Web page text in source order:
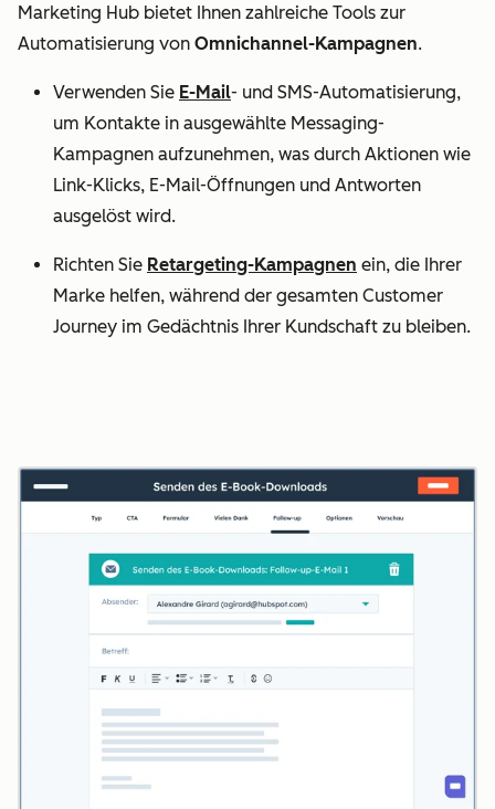
Marketing Hub bietet Ihnen zahlreiche Tools zur
Automatisierung von Omnichannel-Kampagnen.
Verwenden Sie E-Mail- und SMS-Automatisierung,
um Kontakte in ausgewählte Messaging-
Kampagnen aufzunehmen, was durch Aktionen wie
Link-Klicks, E-Mail-Öffnungen und Antworten
ausgelöst wird.
Richten Sie Retargeting-Kampagnen ein, die Ihrer
Marke helfen, während der gesamten Customer
Journey im Gedächtnis Ihrer Kundschaft zu bleiben.